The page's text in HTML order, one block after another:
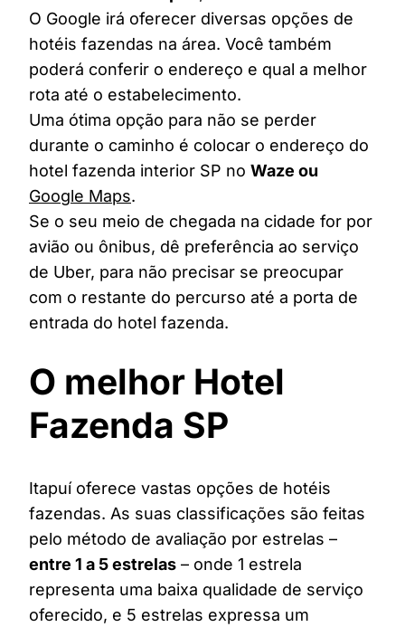
O Google irá oferecer diversas opções de
hotéis fazendas na área. Você também
poderá conferir o endereço e qual a melhor
rota até o estabelecimento.
Uma ótima opção para não se perder
durante o caminho é colocar o endereço do
hotel fazenda interior SP no Waze ou
Google Maps.
Se o seu meio de chegada na cidade for por
avião ou ônibus, dê preferência ao serviço
de Uber, para não precisar se preocupar
com o restante do percurso até a porta de
entrada do hotel fazenda.
O melhor Hotel
Fazenda SP
Itapuí oferece vastas opções de hotéis
fazendas. As suas classificações são feitas
pelo método de avaliação por estrelas –
entre 1 a 5 estrelas – onde 1 estrela
representa uma baixa qualidade de serviço
oferecido, e 5 estrelas expressa um